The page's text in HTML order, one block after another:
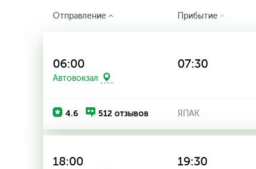
Отправление Прибытие
06:00
Автовокзал
07:30
4.6 512 отзывов ЯПАК
18:00 19:30